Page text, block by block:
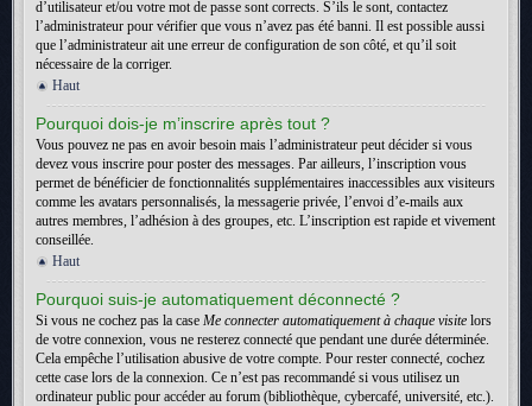
d’utilisateur et/ou votre mot de passe sont corrects. S’ils le sont, contactez
l’administrateur pour vérifier que vous n’avez pas été banni. Il est possible aussi
que l’administrateur ait une erreur de configuration de son côté, et qu’il soit
nécessaire de la corriger.
Haut
Pourquoi dois-je m’inscrire après tout ?
Vous pouvez ne pas en avoir besoin mais l’administrateur peut décider si vous
devez vous inscrire pour poster des messages. Par ailleurs, l’inscription vous
permet de bénéficier de fonctionnalités supplémentaires inaccessibles aux visiteurs
comme les avatars personnalisés, la messagerie privée, l’envoi d’e-mails aux
autres membres, l’adhésion à des groupes, etc. L’inscription est rapide et vivement
conseillée.
Haut
Pourquoi suis-je automatiquement déconnecté ?
Si vous ne cochez pas la case Me connecter automatiquement à chaque visite lors
de votre connexion, vous ne resterez connecté que pendant une durée déterminée.
Cela empêche l’utilisation abusive de votre compte. Pour rester connecté, cochez
cette case lors de la connexion. Ce n’est pas recommandé si vous utilisez un
ordinateur public pour accéder au forum (bibliothèque, cybercafé, université, etc.).